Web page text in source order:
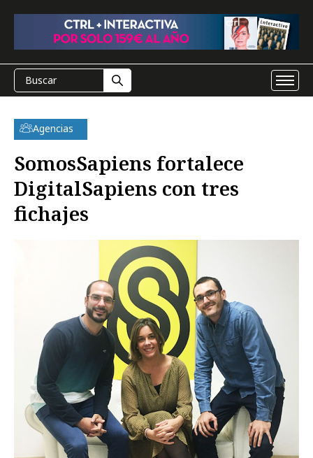
Agencias
SomosSapiens fortalece
DigitalSapiens con tres
fichajes